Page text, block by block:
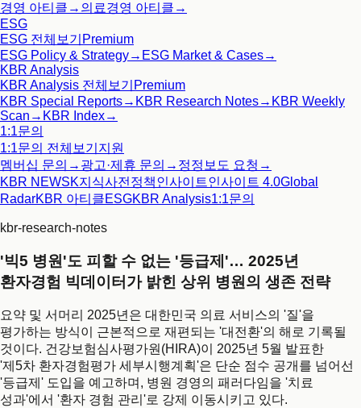
경영 아티클 → 의료경영 아티클 →
ESG
ESG 전체보기 Premium
ESG Policy & Strategy→ ESG Market & Cases→
KBR Analysis
KBR Analysis 전체보기 Premium
KBR Special Reports→ KBR Research Notes→ KBR Weekly
Scan → KBR Index→
1:1문의
1:1문의 전체보기 지원
멤버십 문의 → 광고·제휴 문의 → 정정보도 요청 →
KBR NEWSK지식사전 정책인사이트인사이트 4.0Global
RadarKBR 아티클ESGKBR Analysis1:1문의
kbr-research-notes
'빅5 병원'도 피할 수 없는 '등급제'… 2025년
환자경험 빅데이터가 밝힌 상위 병원의 생존 전략
요약 및 서머리 2025년은 대한민국 의료 서비스의 '질'을
평가하는 방식이 근본적으로 재편되는 '대전환'의 해로 기록될
것이다. 건강보험심사평가원(HIRA)이 2025년 5월 발표한
'제5차 환자경험평가 세부시행계획'은 단순 점수 공개를 넘어선
'등급제' 도입을 예고하며, 병원 경영의 패러다임을 '치료
성과'에서 '환자 경험 관리'로 강제 이동시키고 있다.